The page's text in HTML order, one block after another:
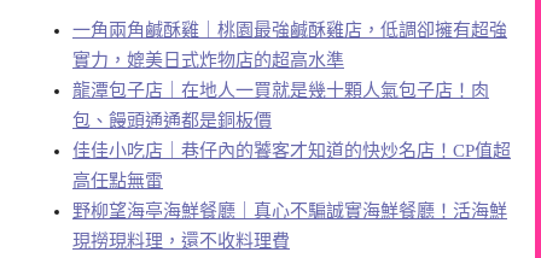
一角兩角鹹酥雞｜桃園最強鹹酥雞店，低調卻擁有超強
實力，媲美日式炸物店的超高水準
龍潭包子店｜在地人一買就是幾十顆人氣包子店！肉
包、饅頭通通都是銅板價
佳佳小吃店｜巷仔內的饕客才知道的快炒名店！CP值超
高任點無雷
野柳望海亭海鮮餐廳｜真心不騙誠實海鮮餐廳！活海鮮
現撈現料理，還不收料理費